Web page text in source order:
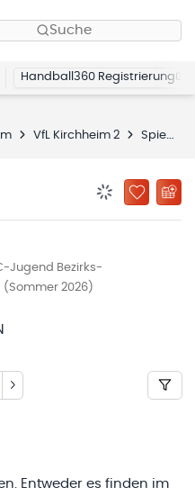
Suche
Handball360 Registrierung
VfL Kirchheim 2 Spielplan
ZU
Jugend Bezirks-
(Sommer 2026)
Entweder es finden im